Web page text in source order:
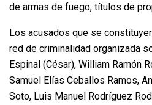
de armas de fuego, títulos de
Los acusados que se
red de criminalidad organizada
Espinal (César), William Ramón
Samuel Elías Ceballos Ramos,
Soto, Luis Manuel Rodríguez